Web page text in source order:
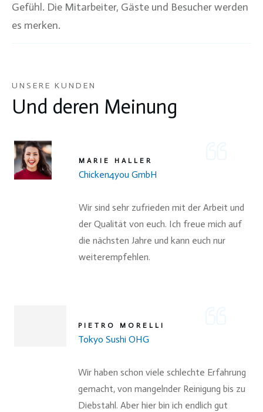
Gefühl. Die Mitarbeiter, Gäste und Besucher werden
es merken.
UNSERE KUNDEN
Und deren Meinung
MARIE HALLER
Chicken4you GmbH
Wir sind sehr zufrieden mit der Arbeit und
der Qualität von euch. Ich freue mich auf
die nächsten Jahre und kann euch nur
weiterempfehlen.
PIETRO MORELLI
Tokyo Sushi OHG
Wir haben schon viele schlechte Erfahrung
gemacht, von mangelnder Reinigung bis zu
Diebstahl. Aber hier bin ich endlich gut